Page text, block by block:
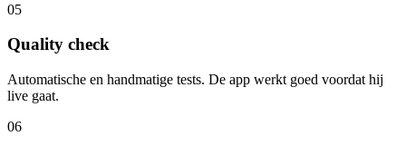
05
Quality check
Automatische en handmatige tests. De app werkt goed voordat hij
live gaat.
06